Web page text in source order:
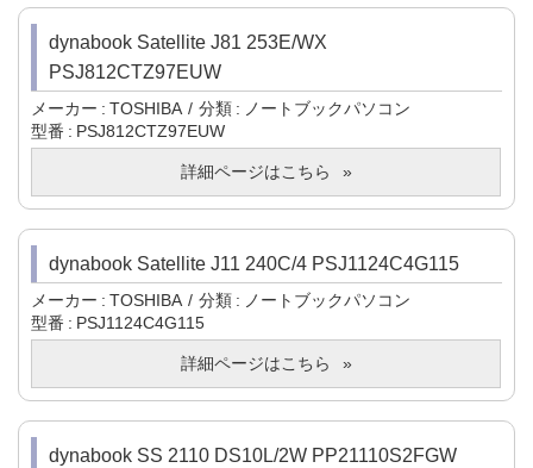
dynabook Satellite J81 253E/WX
PSJ812CTZ97EUW
メーカー TOSHIBA 分類
ノートブックパソコン
型番
PSJ812CTZ97EUW
詳細ページはこちら
dynabook Satellite J11 240C/4 PSJ1124C4G115
メーカー TOSHIBA 分類
ノートブックパソコン
型番
PSJ1124C4G115
詳細ページはこちら
dynabook SS 2110 DS10L/2W PP21110S2FGW